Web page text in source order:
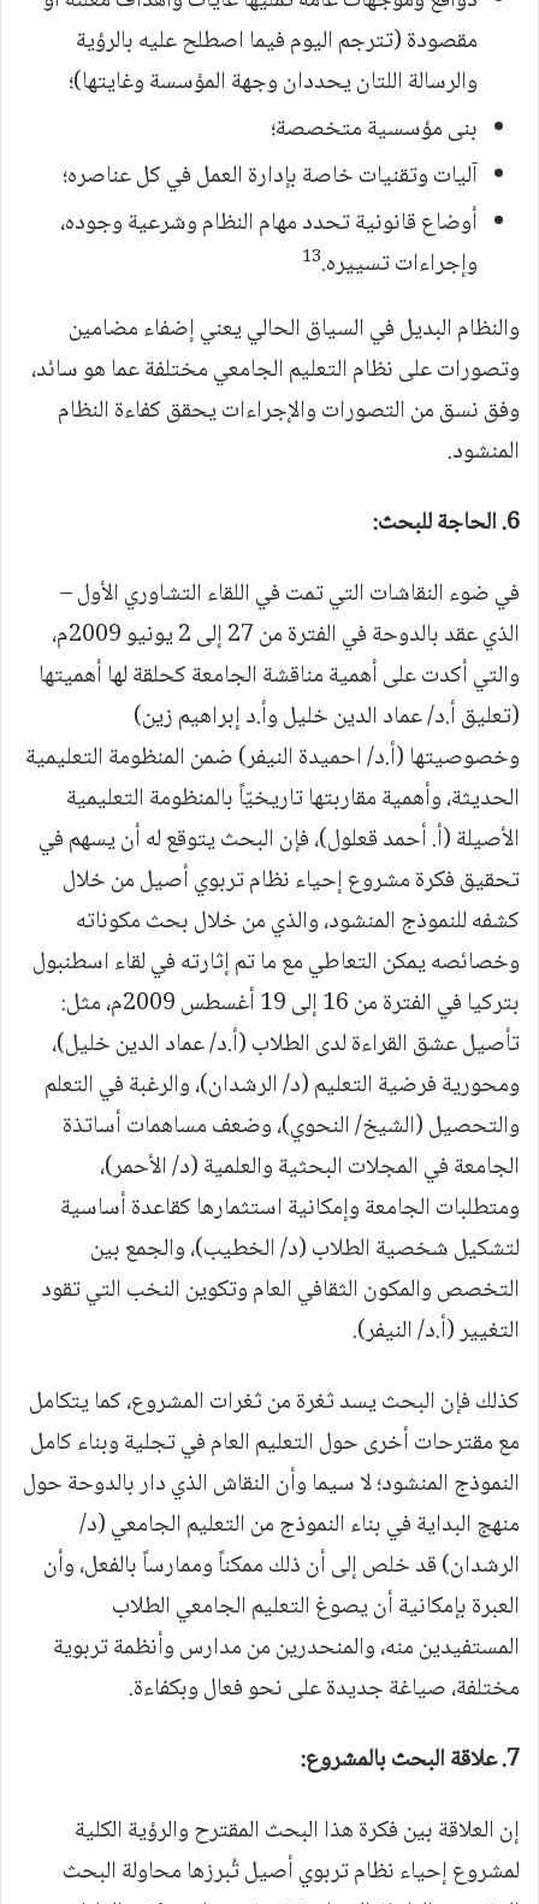
مقصودة (تترجم اليوم فيما اصطلح عليه بالرؤية
والرسالة اللتان يحددان وجهة المؤسسة وغايتها)؛
بنى مؤسسية متخصصة؛
آليات وتقنيات خاصة بإدارة العمل في كل عناصره؛
أوضاع قانونية تحدد مهام النظام وشرعية وجوده،
وإجراءات تسييره.13
والنظام البديل في السياق الحالي يعني إضفاء مضامين
وتصورات على نظام التعليم الجامعي مختلفة عما هو سائد،
وفق نسق من التصورات والإجراءات يحقق كفاءة النظام
المنشود.
6. الحاجة للبحث:
في ضوء النقاشات التي تمت في اللقاء التشاوري الأول –
الذي عقد بالدوحة في الفترة من 27 إلى 2 يونيو 2009م،
والتي أكدت على أهمية مناقشة الجامعة كحلقة لها أهميتها
(تعليق أ.د/ عماد الدين خليل وأ.د إبراهيم زين)
وخصوصيتها (أ.د/ احميدة النيفر) ضمن المنظومة التعليمية
الحديثة، وأهمية مقاربتها تاريخيّاً بالمنظومة التعليمية
الأصيلة (أ. أحمد قعلول)، فإن البحث يتوقع له أن يسهم في
تحقيق فكرة مشروع إحياء نظام تربوي أصيل من خلال
كشفه للنموذج المنشود، والذي من خلال بحث مكوناته
وخصائصه يمكن التعاطي مع ما تم إثارته في لقاء اسطنبول
بتركيا في الفترة من 16 إلى 19 أغسطس 2009م، مثل:
تأصيل عشق القراءة لدى الطلاب (أ.د/ عماد الدين خليل)،
ومحورية فرضية التعليم (د/ الرشدان)، والرغبة في التعلم
والتحصيل (الشيخ/ النحوي)، وضعف مساهمات أساتذة
الجامعة في المجلات البحثية والعلمية (د/ الأحمر)،
ومتطلبات الجامعة وإمكانية استثمارها كقاعدة أساسية
لتشكيل شخصية الطلاب (د/ الخطيب)، والجمع بين
التخصص والمكون الثقافي العام وتكوين النخب التي تقود
التغيير (أ.د/ النيفر).
كذلك فإن البحث يسد ثغرة من ثغرات المشروع، كما يتكامل
مع مقترحات أخرى حول التعليم العام في تجلية وبناء كامل
النموذج المنشود؛ لا سيما وأن النقاش الذي دار بالدوحة حول
منهج البداية في بناء النموذج من التعليم الجامعي (د/
الرشدان) قد خلص إلى أن ذلك ممكناً وممارساً بالفعل، وأن
العبرة بإمكانية أن يصوغ التعليم الجامعي الطلاب
المستفيدين منه، والمنحدرين من مدارس وأنظمة تربوية
مختلفة، صياغة جديدة على نحو فعال وبكفاءة.
7. علاقة البحث بالمشروع:
إن العلاقة بين فكرة هذا البحث المقترح والرؤية الكلية
لمشروع إحياء نظام تربوي أصيل تُبرزها محاولة البحث